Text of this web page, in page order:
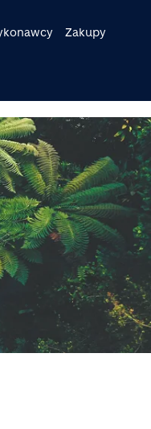
Zakupy